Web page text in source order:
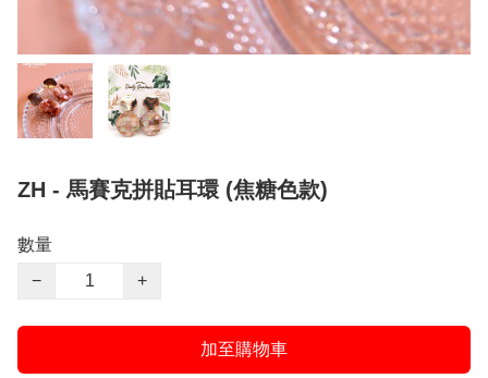
ZH - 馬賽克拼貼耳環 (焦糖色款)
數量
−
+
加至購物車